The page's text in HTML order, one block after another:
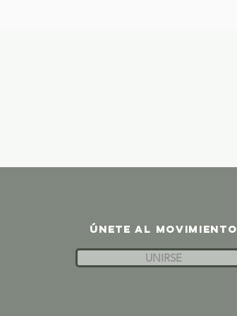
ÚNETE AL MOVIMIENTO
UNIRSE